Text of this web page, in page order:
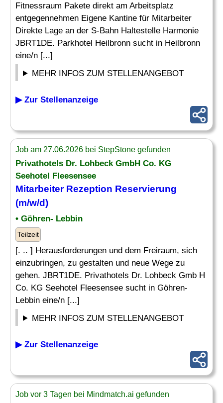
Fitnessraum Pakete direkt am Arbeitsplatz
entgegennehmen Eigene Kantine für Mitarbeiter
Direkte Lage an der S-Bahn Haltestelle Harmonie
JBRT1DE. Parkhotel Heilbronn sucht in Heilbronn
eine/n [...]
MEHR INFOS ZUM STELLENANGEBOT
▶ Zur Stellenanzeige
Job am 27.06.2026 bei StepStone gefunden
Privathotels Dr. Lohbeck GmbH Co. KG
Seehotel Fleesensee
Mitarbeiter Rezeption Reservierung
(m/w/d)
• Göhren- Lebbin
Teilzeit
[. .. ] Herausforderungen und dem Freiraum, sich
einzubringen, zu gestalten und neue Wege zu
gehen. JBRT1DE. Privathotels Dr. Lohbeck Gmb H
Co. KG Seehotel Fleesensee sucht in Göhren-
Lebbin eine/n [...]
MEHR INFOS ZUM STELLENANGEBOT
▶ Zur Stellenanzeige
Job vor 3 Tagen bei Mindmatch.ai gefunden